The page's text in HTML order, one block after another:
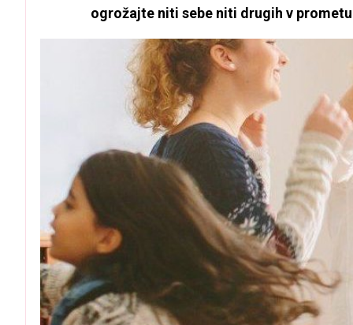
ogrožajte niti sebe niti drugih v